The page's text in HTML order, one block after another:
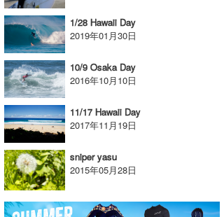
1/28 Hawaii Day
2019年01月30日
10/9 Osaka Day
2016年10月10日
11/17 Hawaii Day
2017年11月19日
sniper yasu
2015年05月28日
VAGY
waka☆=
YUKI☆
たっちー
ハンマー
まっきー
三輪予報士